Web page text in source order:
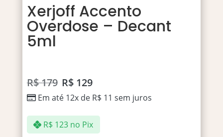
Xerjoff Accento
Overdose – Decant
5ml
R$179 R$129
Em até 12x de R$ 11 sem juros
R$ 123 no Pix